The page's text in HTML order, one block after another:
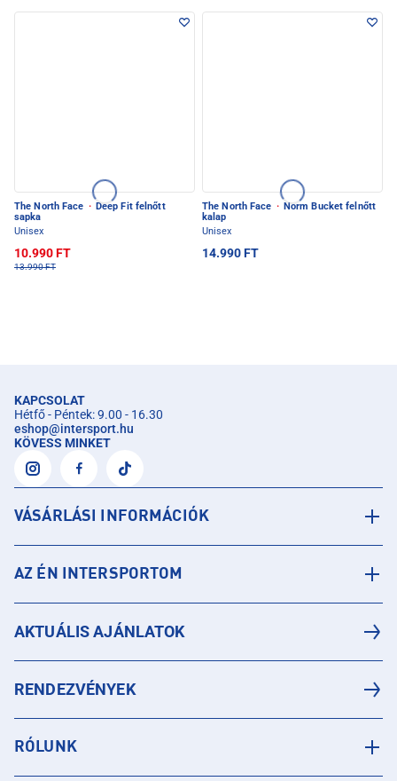
The North Face · Deep Fit felnőtt
sapka
Unisex
10.990 FT
13.990 FT
The North Face · Norm Bucket felnőtt
kalap
Unisex
14.990 FT
KAPCSOLAT
Hétfő - Péntek: 9.00 - 16.30
eshop@intersport.hu
KÖVESS MINKET
VÁSÁRLÁSI INFORMÁCIÓK
AZ ÉN INTERSPORTOM
AKTUÁLIS AJÁNLATOK
RENDEZVÉNYEK
RÓLUNK